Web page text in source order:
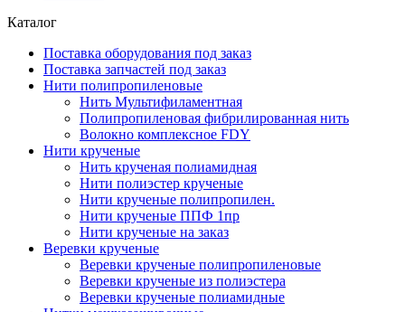
Каталог
Поставка оборудования под заказ
Поставка запчастей под заказ
Нити полипропиленовые
Нить Мультифиламентная
Полипропиленовая фибрилированная нить
Волокно комплексное FDY
Нити крученые
Нить крученая полиамидная
Нити полиэстер крученые
Нити крученые полипропилен.
Нити крученые ППФ 1пр
Нити крученые на заказ
Веревки крученые
Веревки крученые полипропиленовые
Веревки крученые из полиэстера
Веревки крученые полиамидные